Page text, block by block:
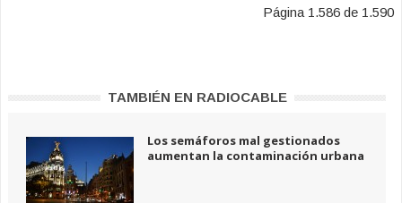
Página 1.586 de 1.590
TAMBIÉN EN RADIOCABLE
Los semáforos mal gestionados
aumentan la contaminación urbana